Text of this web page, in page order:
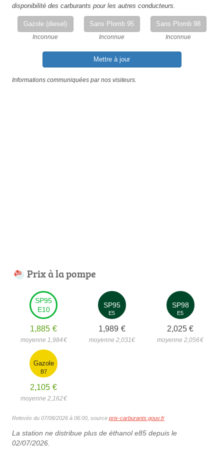
disponibilité des carburants pour les autres conducteurs.
Gazole (diesel)
Inconnue
Sans Plomb 95
Inconnue
Sans Plomb 98
Inconnue
Mettre à jour
Informations communiquées par nos visiteurs.
Prix à la pompe
SP95
E10
1,885 €
moyenne 1,984€
SP95
E5
1,989 €
moyenne 2,031€
SP98
E5
2,025 €
moyenne 2,056€
Gazole
B7
2,105 €
moyenne 2,162€
Relevés du 07/08/2026 à 06:00, source prix-carburants.gouv.fr
La station ne distribue plus de éthanol e85 depuis le
02/07/2026.